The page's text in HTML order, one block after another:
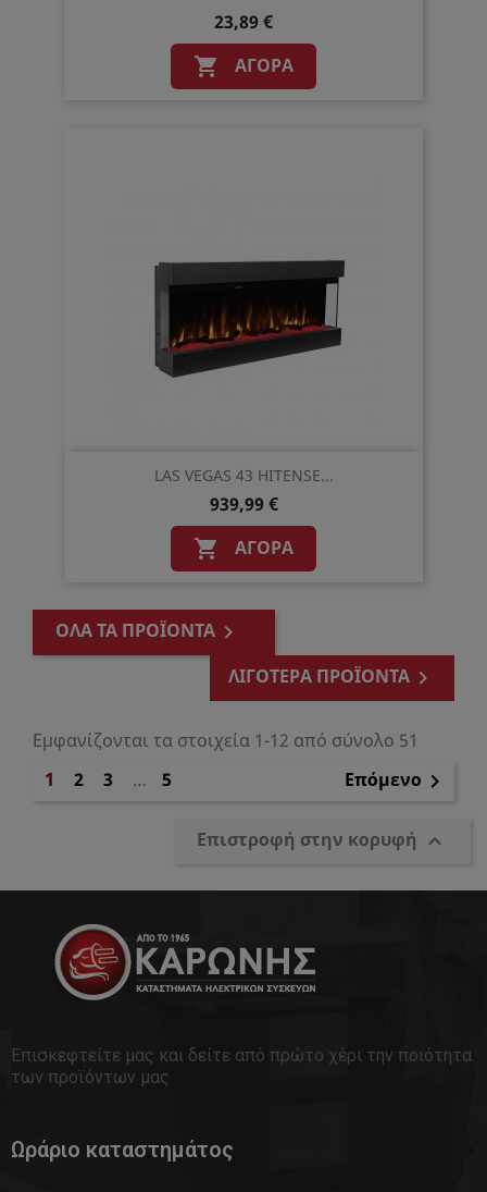
23,89 €
 ΑΓΟΡΆ
LAS VEGAS 43 HITENSE...
939,99 €
 ΑΓΟΡΆ
ΌΛΑ ΤΑ ΠΡΟΪΌΝΤΑ 
ΛΙΓΌΤΕΡΑ ΠΡΟΪΌΝΤΑ 
Εμφανίζονται τα στοιχεία 1-12 από σύνολο 51
1 2 3 … 5 Επόμενο 
Επιστροφή στην κορυφή 
Επισκεφτείτε μας και δείτε από πρώτο χέρι την ποιότητα
των προϊόντων μας
Ωράριο καταστημάτος